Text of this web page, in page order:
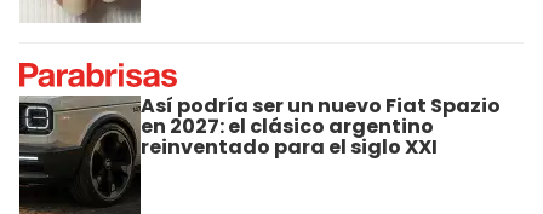
Así podría ser un nuevo Fiat Spazio
en 2027: el clásico argentino
reinventado para el siglo XXI